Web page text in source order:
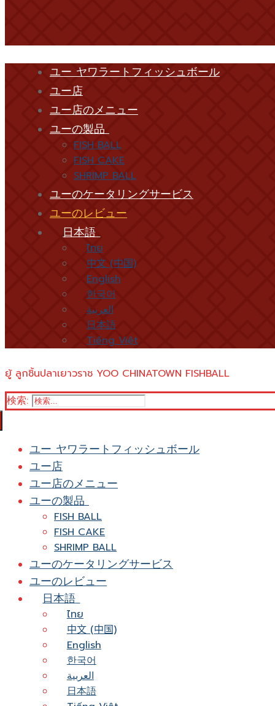
ユー ヤワラートフィッシュボール
ユー店
ユー店のメニュー
ユーの製品
FISH BALL
FISH CAKE
SHRIMP BALL
ユーのケータリングサービス
ユーのレビュー
日本語
ไทย
中文 (中国)
English
한국어
العربية
日本語
Tiếng Việt
ยู้ ลูกชิ้นปลาเยาวราช YOO CHINATOWN FISHBALL
検索:
ユー ヤワラートフィッシュボール
ユー店
ユー店のメニュー
ユーの製品
FISH BALL
FISH CAKE
SHRIMP BALL
ユーのケータリングサービス
ユーのレビュー
日本語
ไทย
中文 (中国)
English
한국어
العربية
日本語